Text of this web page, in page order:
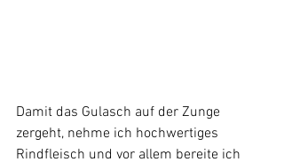
Damit das Gulasch auf der Zunge
zergeht, nehme ich hochwertiges
Rindfleisch und vor allem bereite ich